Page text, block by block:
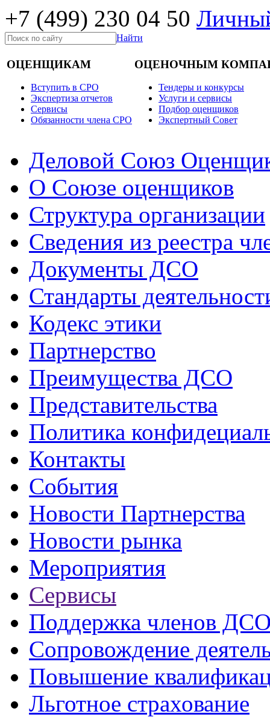
+7 (499) 230 04 50
Найти
ОЦЕНЩИКАМ
Вступить в СРО
Экспертиза отчетов
Cервисы
Обязанности члена СРО
ОЦЕНОЧНЫМ
Тендеры и конкурсы
Услуги и сервисы
Подбор оценщиков
Экспертный Совет
Деловой Союз
О Союзе оценщиков
Структура организации
Сведения из реестра
Документы ДСО
Стандарты
Кодекс этики
Партнерство
Преимущества ДСО
Представительства
Политика
Контакты
События
Новости Партнерства
Новости рынка
Мероприятия
Сервисы
Поддержка членов
Сопровождение
Повышение
Льготное страхование